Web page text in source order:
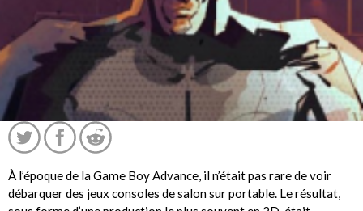
À l’époque de la Game Boy Advance, il n’était pas rare de voir
débarquer des jeux consoles de salon sur portable. Le résultat,